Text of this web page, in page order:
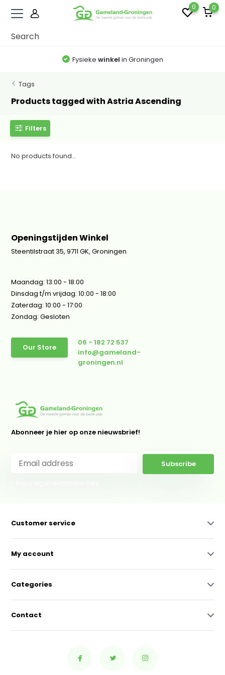
0 0
Fysieke winkel in Groningen
Tags
Products tagged with Astria Ascending
Filters
No products found...
Openingstijden Winkel
Steentilstraat 35, 9711 GK, Groningen
Maandag: 13:00 - 18:00
Dinsdag t/m vrijdag: 10:00 - 18:00
Zaterdag: 10:00 - 17:00
Zondag: Gesloten
Our Store
06 - 182 72 537
info@gameland-
groningen.nl
Abonneer je hier op onze nieuwsbrief!
Subscribe
Customer service
My account
Categories
Contact